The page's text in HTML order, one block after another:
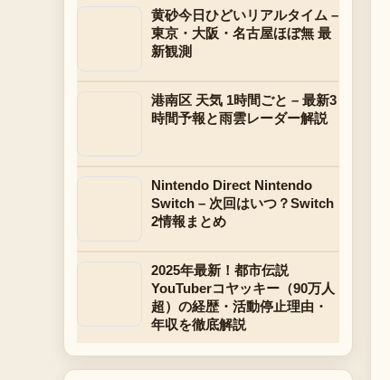
黄砂今日ひどいリアルタイム –
東京・大阪・名古屋ほぼ無 最
新観測
港南区 天気 1時間ごと – 最新3
時間予報と雨雲レーダー解説
Nintendo Direct Nintendo
Switch – 次回はいつ？Switch
2情報まとめ
2025年最新！都市伝説
YouTuberコヤッキー（90万人
超）の経歴・活動停止理由・
年収を徹底解説